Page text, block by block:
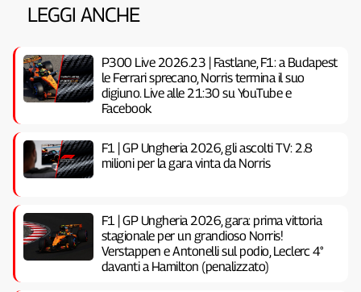
LEGGI ANCHE
P300 Live 2026.23 | Fastlane, F1: a Budapest
le Ferrari sprecano, Norris termina il suo
digiuno. Live alle 21:30 su YouTube e
Facebook
F1 | GP Ungheria 2026, gli ascolti TV: 2.8
milioni per la gara vinta da Norris
F1 | GP Ungheria 2026, gara: prima vittoria
stagionale per un grandioso Norris!
Verstappen e Antonelli sul podio, Leclerc 4°
davanti a Hamilton (penalizzato)